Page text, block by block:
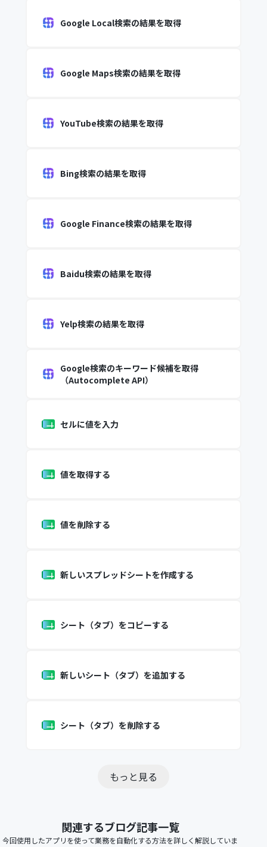
Google Local検索の結果を取得
Google Maps検索の結果を取得
YouTube検索の結果を取得
Bing検索の結果を取得
Google Finance検索の結果を取得
Baidu検索の結果を取得
Yelp検索の結果を取得
Google検索のキーワード候補を取得
（Autocomplete API）
セルに値を入力
値を取得する
値を削除する
新しいスプレッドシートを作成する
シート（タブ）をコピーする
新しいシート（タブ）を追加する
シート（タブ）を削除する
もっと見る
関連するブログ記事一覧
今回使用したアプリを使って業務を自動化する方法を詳しく解説していま